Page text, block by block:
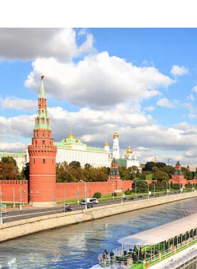
билет